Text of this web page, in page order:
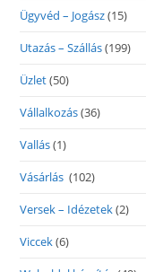
Ügyvéd – Jogász(15)
Utazás – Szállás(199)
Üzlet(50)
Vállalkozás(36)
Vallás(1)
Vásárlás (102)
Versek – Idézetek(2)
Viccek(6)